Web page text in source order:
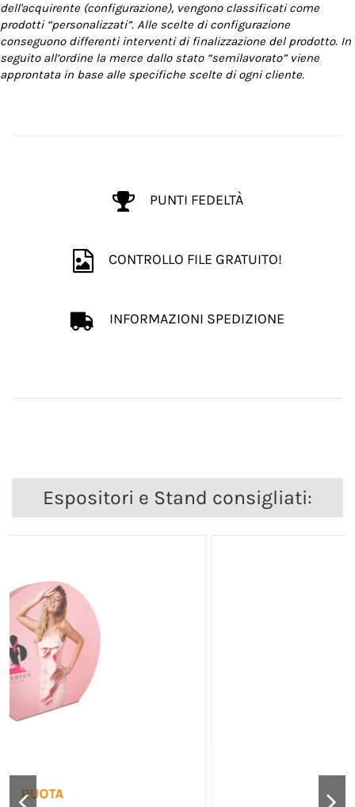
dell'acquirente (configurazione), vengono classificati come
prodotti “personalizzati”. Alle scelte di configurazione
conseguono differenti interventi di finalizzazione del prodotto. In
seguito all’ordine la merce dallo stato “semilavorato” viene
approntata in base alle specifiche scelte di ogni cliente.
PUNTI FEDELTÀ
CONTROLLO FILE GRATUITO!
INFORMAZIONI SPEDIZIONE
Espositori e Stand consigliati: